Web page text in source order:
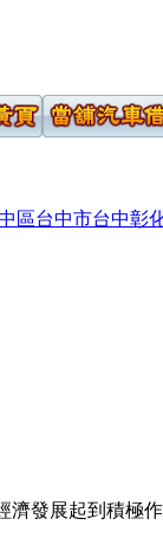
區台中市台中彰
發展起到積極